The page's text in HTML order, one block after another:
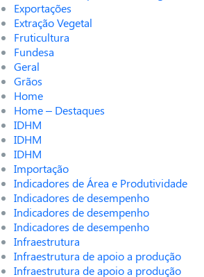
Exportações
Extração Vegetal
Fruticultura
Fundesa
Geral
Grãos
Home
Home – Destaques
IDHM
IDHM
IDHM
Importação
Indicadores de Área e Produtividade
Indicadores de desempenho
Indicadores de desempenho
Indicadores de desempenho
Infraestrutura
Infraestrutura de apoio a produção
Infraestrutura de apoio a produção